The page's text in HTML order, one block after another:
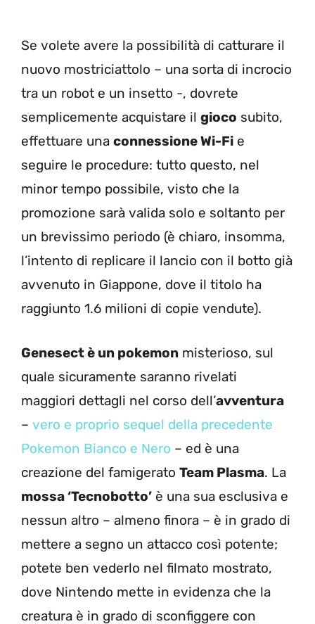
Se volete avere la possibilità di catturare il
nuovo mostriciattolo – una sorta di incrocio
tra un robot e un insetto -, dovrete
semplicemente acquistare il gioco subito,
effettuare una connessione Wi-Fi e
seguire le procedure: tutto questo, nel
minor tempo possibile, visto che la
promozione sarà valida solo e soltanto per
un brevissimo periodo (è chiaro, insomma,
l’intento di replicare il lancio con il botto già
avvenuto in Giappone, dove il titolo ha
raggiunto 1.6 milioni di copie vendute).
Genesect è un pokemon misterioso, sul
quale sicuramente saranno rivelati
maggiori dettagli nel corso dell’avventura
– vero e proprio sequel della precedente
Pokemon Bianco e Nero – ed è una
creazione del famigerato Team Plasma. La
mossa ‘Tecnobotto’ è una sua esclusiva e
nessun altro – almeno finora – è in grado di
mettere a segno un attacco così potente;
potete ben vederlo nel filmato mostrato,
dove Nintendo mette in evidenza che la
creatura è in grado di sconfiggere con